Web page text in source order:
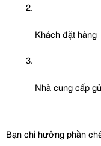
Khách đặt hàng
Nhà cung cấp
Bạn chỉ hưởng phần